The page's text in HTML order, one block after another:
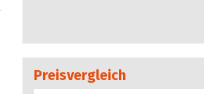
Preisvergleich